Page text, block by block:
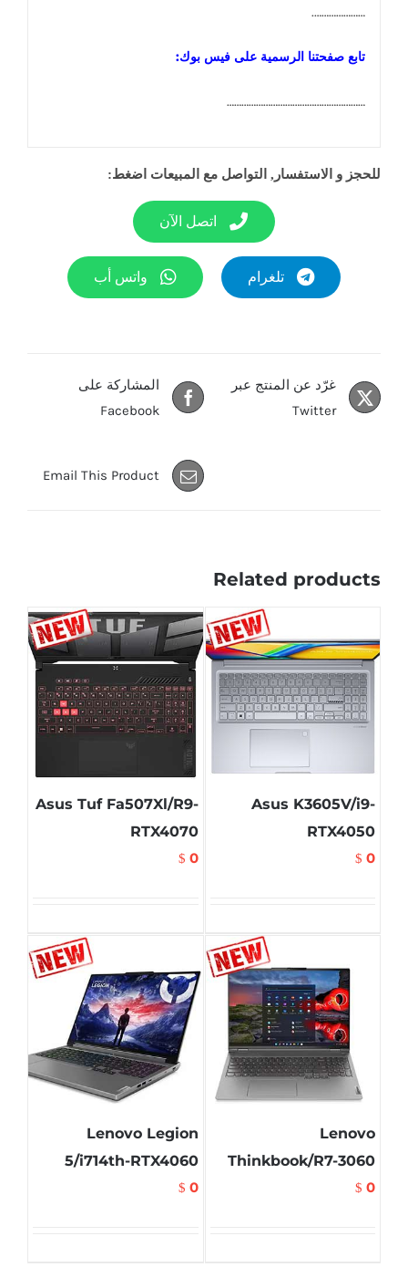
………………….
تابع صفحتنا الرسمية على فيس بوك:
…………………………………………………
للحجز و الاستفسار, التواصل مع المبيعات اضغط:
اتصل الآن
تلغرام واتس أب
المشاركة على
Facebook
غرّد عن المنتج عبر
Twitter
Email This Product
Related products
Asus K3605V/i9-
RTX4050
$ 0
Asus Tuf Fa507Xl/R9-
RTX4070
$ 0
Lenovo
Thinkbook/R7-3060
$ 0
Lenovo Legion
5/i714th-RTX4060
$ 0